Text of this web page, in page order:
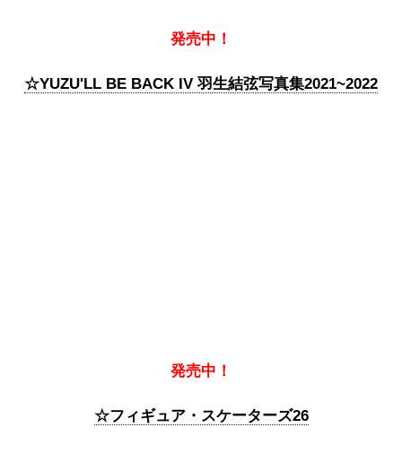
発売中！
☆YUZU'LL BE BACK IV 羽生結弦写真集2021~2022
発売中！
☆フィギュア・スケーターズ26